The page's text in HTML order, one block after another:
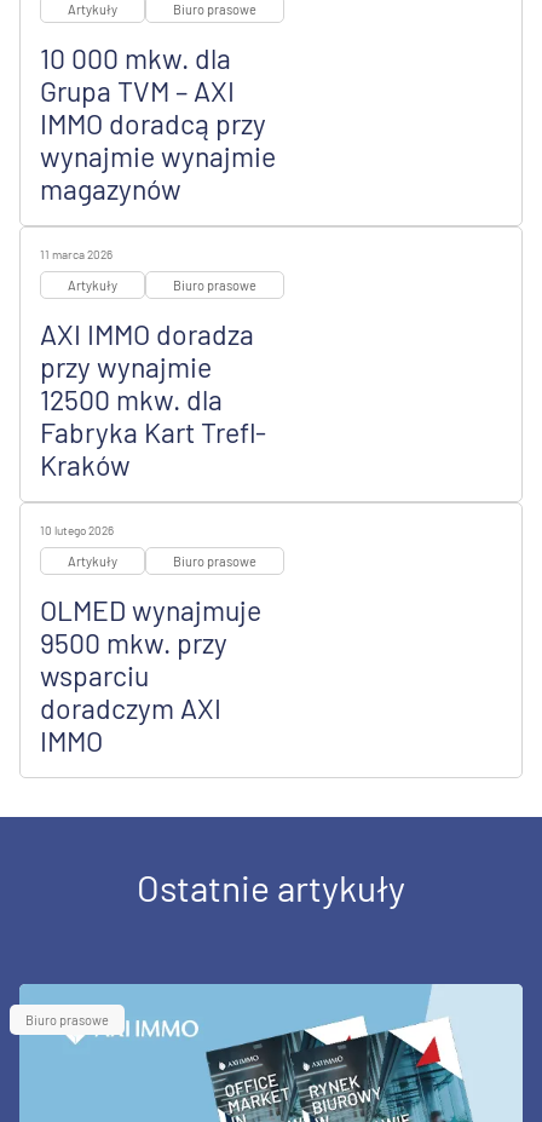
Artykuły Biuro prasowe
10 000 mkw. dla
Grupa TVM – AXI
IMMO doradcą przy
wynajmie wynajmie
magazynów
11 marca 2026
Artykuły Biuro prasowe
AXI IMMO doradza
przy wynajmie
12500 mkw. dla
Fabryka Kart Trefl-
Kraków
10 lutego 2026
Artykuły Biuro prasowe
OLMED wynajmuje
9500 mkw. przy
wsparciu
doradczym AXI
IMMO
Ostatnie artykuły
Biuro prasowe